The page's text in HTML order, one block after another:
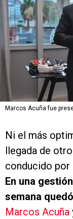
Marcos Acuña fue
Ni el más
llegada de
conducido por
En una
semana
Marcos Acuña